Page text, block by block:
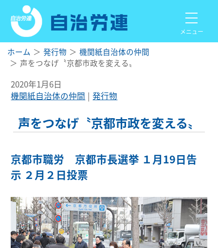
メニュー
ホーム 発行物
機関紙自治体の仲間
声をつなげ〝京都市政を変える〟
2020年1月6日
機関紙自治体の仲間
発行物
声をつなげ〝京都市政を変える〟
京都市職労 京都市長選挙 １月19日告
示 ２月２日投票